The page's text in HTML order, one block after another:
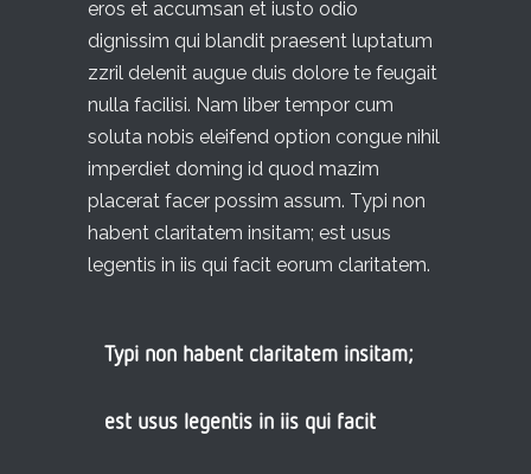
eros et accumsan et iusto odio
dignissim qui blandit praesent luptatum
zzril delenit augue duis dolore te feugait
nulla facilisi. Nam liber tempor cum
soluta nobis eleifend option congue nihil
imperdiet doming id quod mazim
placerat facer possim assum. Typi non
habent claritatem insitam; est usus
legentis in iis qui facit eorum claritatem.
Typi non habent claritatem insitam;
est usus legentis in iis qui facit